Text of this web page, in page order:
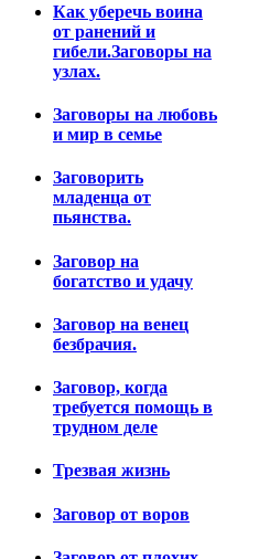
Как уберечь воина
от ранений и
гибели.Заговоры на
узлах.
Заговоры на любовь
и мир в семье
Заговорить
младенца от
пьянства.
Заговор на
богатство и удачу
Заговор на венец
безбрачия.
Заговор, когда
требуется помощь в
трудном деле
Трезвая жизнь
Заговор от воров